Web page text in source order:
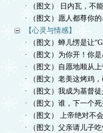
· （图文） 日内瓦，不
· （图文）愿人都尊你
【心灵与情感】
· （图文）蝉儿愣是让
· （图文）为你开！你
· （图文）自愿地顺从
· （图文）老美这烤鸡
· （图文）我成为基督
· （图文）谁，下一个死
· （图文） 上帝绝对不
· （图文）父亲请儿子